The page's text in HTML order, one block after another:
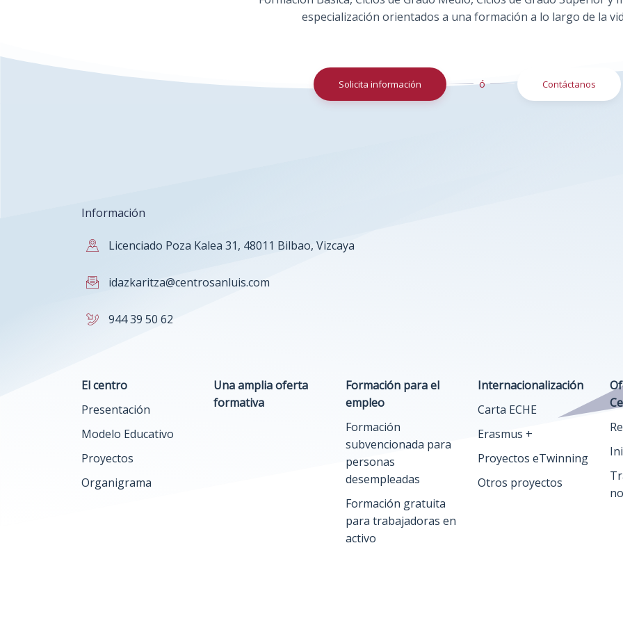
especialización orientados a una formación a lo largo de la
Solicita información ó Contáctanos
Información
Licenciado Poza Kalea 31, 48011 Bilbao, Vizcaya
idazkaritza@centrosanluis.com
944 39 50 62
El centro
Presentación
Modelo Educativo
Proyectos
Organigrama
Una amplia oferta
formativa
Formación para el
empleo
Formación
subvencionada para
personas
desempleadas
Formación gratuita
para trabajadoras en
activo
Internacionalización
Carta ECHE
Erasmus +
Proyectos eTwinning
Otros proyectos